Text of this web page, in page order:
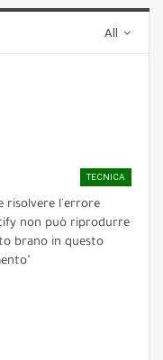
All
TECNICA
risolvere l'errore
non può riprodurre
brano in questo